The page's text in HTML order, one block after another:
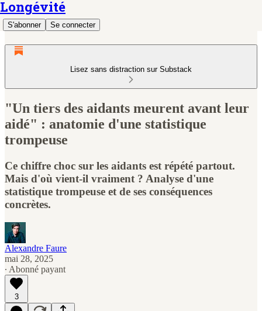
Longévité
S'abonner Se connecter
Lisez sans distraction sur Substack
"Un tiers des aidants meurent avant leur
aidé" : anatomie d'une statistique
trompeuse
Ce chiffre choc sur les aidants est répété partout.
Mais d'où vient-il vraiment ? Analyse d'une
statistique trompeuse et de ses conséquences
concrètes.
Alexandre Faure
mai 28, 2025
∙ Abonné payant
3